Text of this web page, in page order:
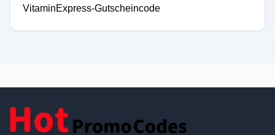
VitaminExpress-Gutscheincode